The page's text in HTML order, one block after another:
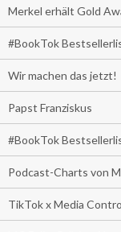
Merkel erhält Gold
#BookTok
Wir machen das jetzt!
Papst Franziskus
#BookTok
Podcast-Charts von
TikTok x Media